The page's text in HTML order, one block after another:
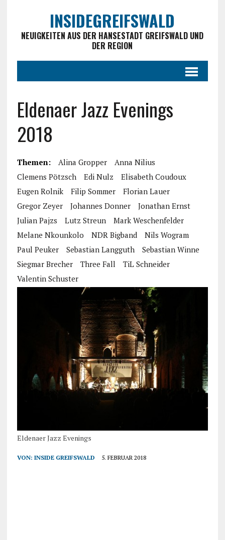
INSIDEGREIFSWALD
NEUIGKEITEN AUS DER HANSESTADT GREIFSWALD UND
DER REGION
Eldenaer Jazz Evenings
2018
Themen: Alina Gropper
Anna Nilius
Clemens Pötzsch
Edi Nulz
Elisabeth Coudoux
Eugen Rolnik
Filip Sommer
Florian Lauer
Gregor Zeyer
Johannes Donner
Jonathan Ernst
Julian Pajzs
Lutz Streun
Mark Weschenfelder
Melane Nkounkolo
NDR Bigband
Nils Wogram
Paul Peuker
Sebastian Langguth
Sebastian Winne
Siegmar Brecher
Three Fall
TiL Schneider
Valentin Schuster
Eldenaer Jazz Evenings
VON: INSIDE GREIFSWALD 5. FEBRUAR 2018